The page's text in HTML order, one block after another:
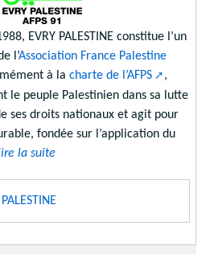
EVRY PALESTINE constitue l’un
l’Association France Palestine
à la charte de l’AFPS
,
le peuple Palestinien dans sa lutte
ses droits nationaux et agit pour
fondée sur l’application du
la suite